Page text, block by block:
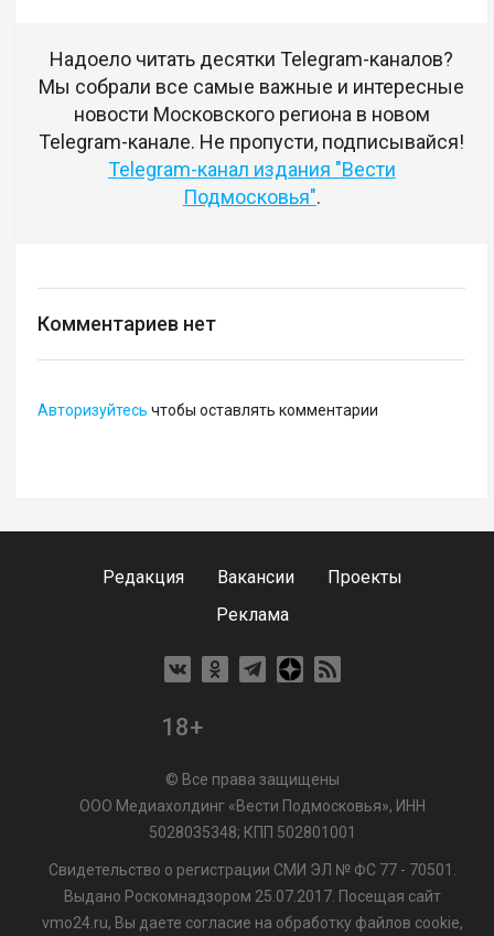
Надоело читать десятки Telegram-каналов?
Мы собрали все самые важные и интересные
новости Московского региона в новом
Telegram-канале. Не пропусти, подписывайся!
Telegram-канал издания "Вести
Подмосковья".
Комментариев нет
Авторизуйтесь чтобы оставлять комментарии
Редакция Вакансии
Проекты
Реклама
18+
© Все права защищены
ООО Медиахолдинг «Вести Подмосковья», ИНН
5028035348; КПП 502801001
Свидетельство о регистрации СМИ ЭЛ № ФС 77 - 70501.
Выдано Роскомнадзором 25.07.2017. Посещая сайт
vmo24.ru, Вы даете согласие на обработку файлов cookie,